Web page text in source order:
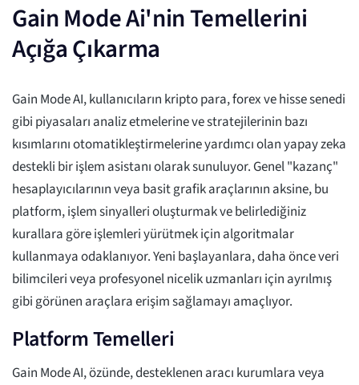
Gain Mode Ai'nin Temellerini
Açığa Çıkarma
Gain Mode AI, kullanıcıların kripto para, forex ve hisse senedi
gibi piyasaları analiz etmelerine ve stratejilerinin bazı
kısımlarını otomatikleştirmelerine yardımcı olan yapay zeka
destekli bir işlem asistanı olarak sunuluyor. Genel "kazanç"
hesaplayıcılarının veya basit grafik araçlarının aksine, bu
platform, işlem sinyalleri oluşturmak ve belirlediğiniz
kurallara göre işlemleri yürütmek için algoritmalar
kullanmaya odaklanıyor. Yeni başlayanlara, daha önce veri
bilimcileri veya profesyonel nicelik uzmanları için ayrılmış
gibi görünen araçlara erişim sağlamayı amaçlıyor.
Platform Temelleri
Gain Mode AI, özünde, desteklenen aracı kurumlara veya